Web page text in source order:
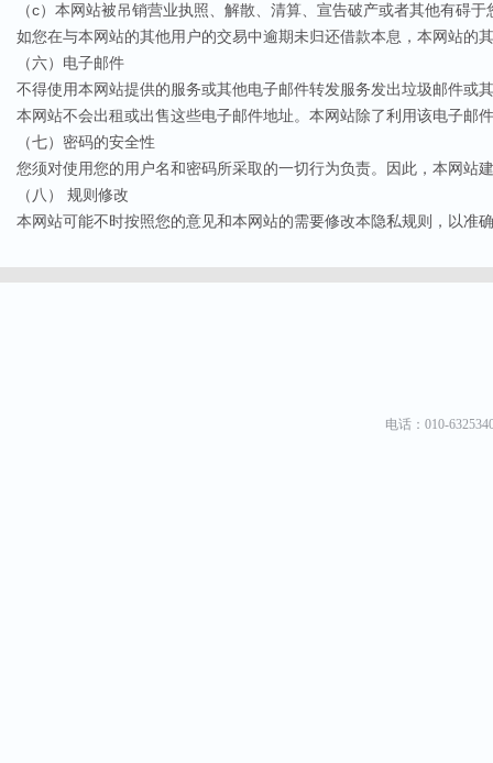
（c）本网站被吊销营业执照、解散、清算、宣告破产或者其他有碍
如您在与本网站的其他用户的交易中逾期未归还借款本息，本网站的
（六）电子邮件
不得使用本网站提供的服务或其他电子邮件转发服务发出垃圾邮件或
本网站不会出租或出售这些电子邮件地址。本网站除了利用该电子邮
（七）密码的安全性
您须对使用您的用户名和密码所采取的一切行为负责。因此，本网站
（八） 规则修改
本网站可能不时按照您的意见和本网站的需要修改本隐私规则，以准
电话：010-